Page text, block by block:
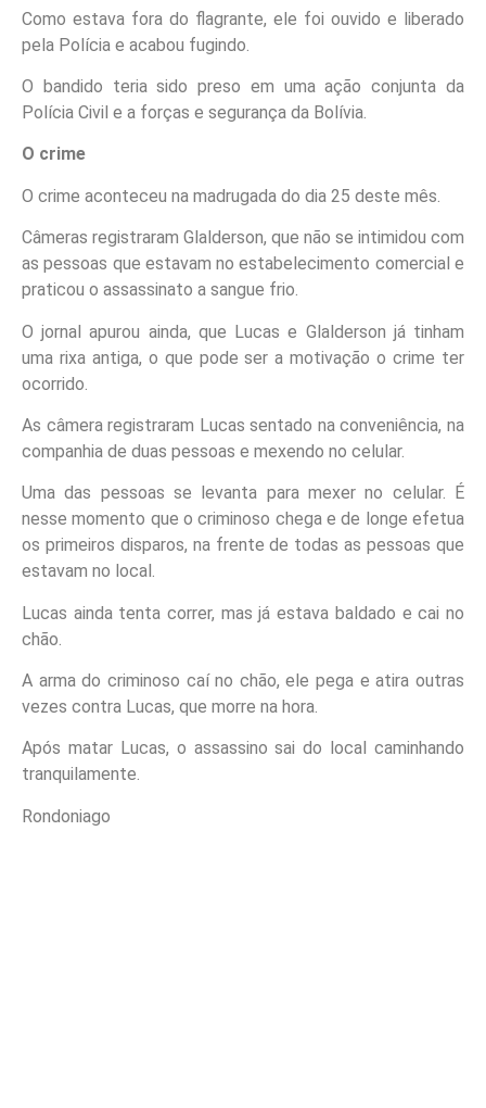
Como estava fora do flagrante, ele foi ouvido e liberado
pela Polícia e acabou fugindo.
O bandido teria sido preso em uma ação conjunta da
Polícia Civil e a forças e segurança da Bolívia.
O crime
O crime aconteceu na madrugada do dia 25 deste mês.
Câmeras registraram Glalderson, que não se intimidou com
as pessoas que estavam no estabelecimento comercial e
praticou o assassinato a sangue frio.
O jornal apurou ainda, que Lucas e Glalderson já tinham
uma rixa antiga, o que pode ser a motivação o crime ter
ocorrido.
As câmera registraram Lucas sentado na conveniência, na
companhia de duas pessoas e mexendo no celular.
Uma das pessoas se levanta para mexer no celular. É
nesse momento que o criminoso chega e de longe efetua
os primeiros disparos, na frente de todas as pessoas que
estavam no local.
Lucas ainda tenta correr, mas já estava baldado e cai no
chão.
A arma do criminoso caí no chão, ele pega e atira outras
vezes contra Lucas, que morre na hora.
Após matar Lucas, o assassino sai do local caminhando
tranquilamente.
Rondoniago